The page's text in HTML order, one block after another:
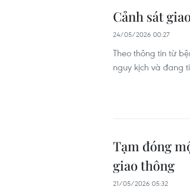
Cảnh sát
24/05/2026 00:27
Theo thông tin từ
nguy kịch và đang
Tạm đóng
giao thông
21/05/2026 05:32